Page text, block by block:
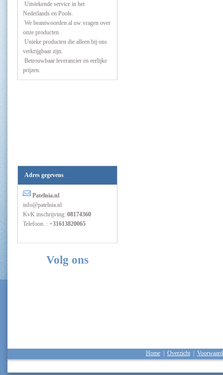
Uitstekende service in het
Nederlands en Pools.
We beantwoorden al uw vragen over
onze producten.
Unieke producten die alleen bij ons
verkrijgbaar zijn.
Betrouwbaar leverancier en eerlijke
prijzen.
Adres gegevens
Patelnia.nl
info@patelnia.nl
KvK inschrijving: 08174360
Telefoon. : +31613820065
Volg ons
Home| Overzicht|